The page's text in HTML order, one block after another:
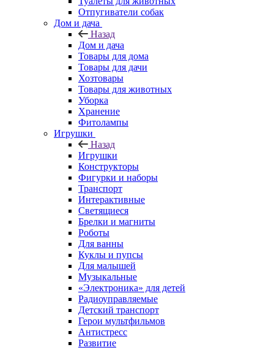
Отпугиватели собак
Дом и дача
Назад
Дом и дача
Товары для дома
Товары для дачи
Хозтовары
Товары для животных
Уборка
Хранение
Фитолампы
Игрушки
Назад
Игрушки
Конструкторы
Фигурки и наборы
Транспорт
Интерактивные
Светящиеся
Брелки и магниты
Роботы
Для ванны
Куклы и пупсы
Для малышей
Музыкальные
«Электроника» для детей
Радиоуправляемые
Детский транспорт
Герои мультфильмов
Антистресс
Развитие